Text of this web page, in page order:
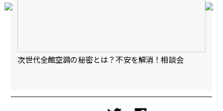
次世代全館空調の秘密とは？不安を解消！相談会